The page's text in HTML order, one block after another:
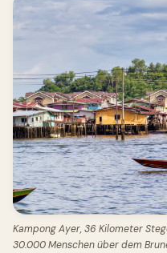
Kampong Ayer, 36 Kilometer
30.000 Menschen über dem